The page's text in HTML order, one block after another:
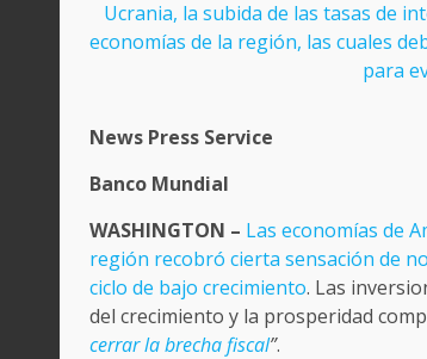
Ucrania, la subida de las tasas de
economías de la región, las cuales
para
News Press Service
Banco Mundial
WASHINGTON – Las economías de
región recobró cierta sensación de
ciclo de bajo crecimiento. Las
del crecimiento y la prosperidad
cerrar la brecha fiscal”.